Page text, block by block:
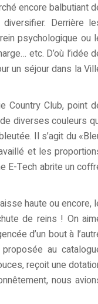
encore balbutiant
Derrière
psychologique ou
etc. D’où l’idée
un séjour dans la
Country Club, point
diverses couleurs
Il s’agit du
et les
E-Tech abrite un
haute ou encore,
de reins ! On
d’un bout à
au
reçoit une
nous